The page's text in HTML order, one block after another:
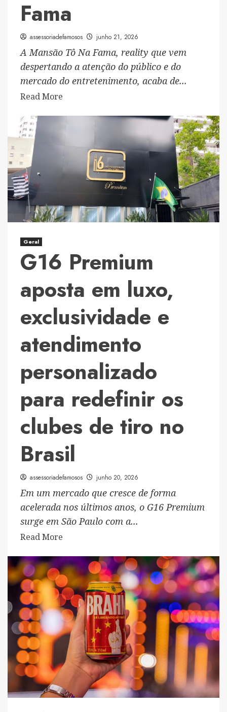
acolhimento
que
24
horas
Fama
assessoriadefamosos junho 21, 2026
A Mansão Tô Na Fama, reality que vem
despertando a atenção do público e do
mercado do entretenimento, acaba de...
Read More
Produções
é
confirmada
organização
da
Mansão
Fama
Geral
G16 Premium
aposta em luxo,
exclusividade e
atendimento
personalizado
para redefinir os
clubes de tiro no
Brasil
assessoriadefamosos junho 20, 2026
Em um mercado que cresce de forma
acelerada nos últimos anos, o G16 Premium
surge em São Paulo com a...
Read More
about
G16
Premium
aposta
em
luxo,
exclusividade
atendimento
personalizado
para
redefinir